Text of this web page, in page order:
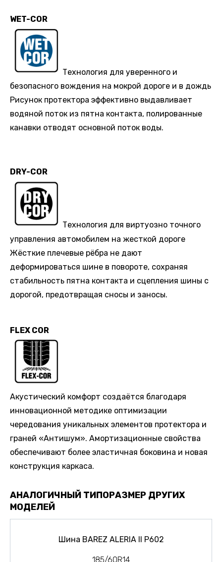
WET-COR
Технология для уверенного и
безопасного вождения на мокрой дороге и в дождь
Рисунок протектора эффективно выдавливает
водяной поток из пятна контакта, полированные
канавки отводят основной поток воды.
DRY-COR
Технология для виртуозно точного
управления автомобилем на жесткой дороге
Жёсткие плечевые рёбра не дают
деформироваться шине в повороте, сохраняя
стабильность пятна контакта и сцепления шины с
дорогой, предотвращая сносы и заносы.
FLEX COR
Акустический комфорт создаётся благодаря
инновационной методике оптимизации
чередования уникальных элементов протектора и
граней «Антишум». Амортизационные свойства
обеспечивают более эластичная боковина и новая
конструкция каркаса.
АНАЛОГИЧНЫЙ ТИПОРАЗМЕР ДРУГИХ
МОДЕЛЕЙ
Шина BAREZ ALERIA II P602
185/60R14